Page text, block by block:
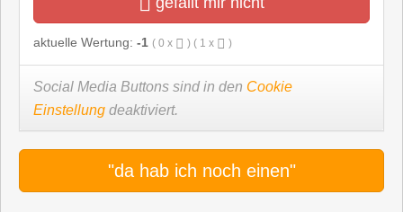
aktuelle Wertung: -1 ( 0 x ) ( 1 x )
Social Media Buttons sind in den Cookie
Einstellung deaktiviert.
"da hab ich noch einen"